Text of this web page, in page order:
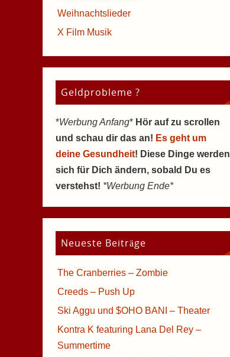
Weihnachtslieder
X Film Musik
Geldprobleme ?
*Werbung Anfang* Hör auf zu scrollen
und schau dir das an! Es geht um
deine Gesundheit! Diese Dinge werden
sich für Dich ändern, sobald Du es
verstehst! *Werbung Ende*
Neueste Beiträge
The Cranberries – Zombie
Creeds – Push Up
Ski Aggu und $OHO BANI – Theater
Kontra K featuring Lana Del Rey –
Summertime